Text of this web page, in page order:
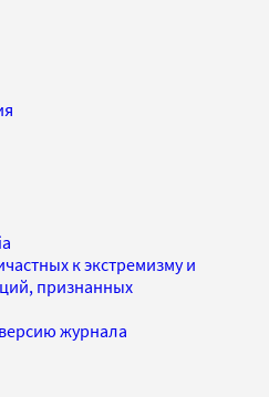
к экстремизму и
признанных
журнала